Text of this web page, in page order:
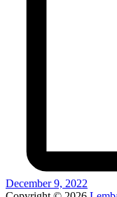
December 9, 2022